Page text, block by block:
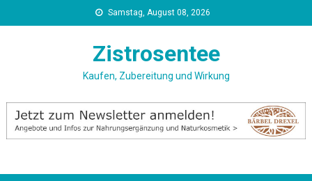
to
Samstag, August 08, 2026
Zistrosentee
Kaufen, Zubereitung und Wirkung